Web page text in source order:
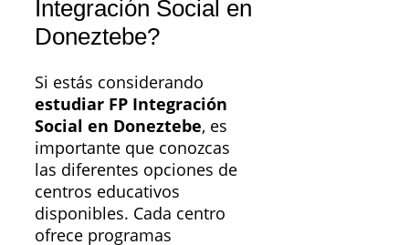
Integración Social en
Doneztebe?
Si estás considerando
estudiar FP Integración
Social en Doneztebe, es
importante que conozcas
las diferentes opciones de
centros educativos
disponibles. Cada centro
ofrece programas